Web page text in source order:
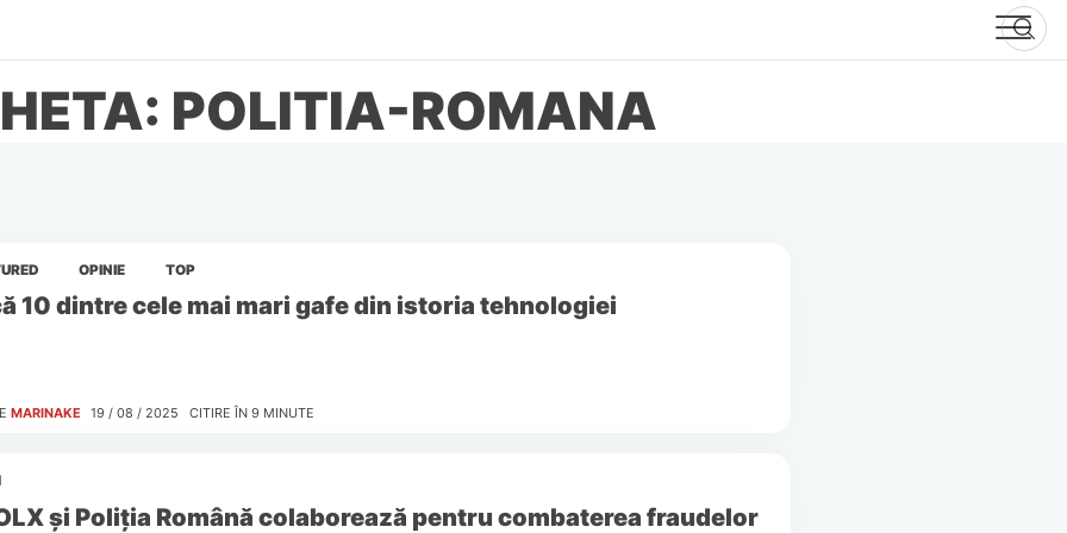
POLITIA-ROMANA
OPINIE TOP
10 dintre cele mai mari gafe din istoria tehnologiei
MARINAKE 19 / 08 / 2025 CITIRE ÎN 9 MINUTE
și Poliția Română colaborează pentru combaterea fraudelor